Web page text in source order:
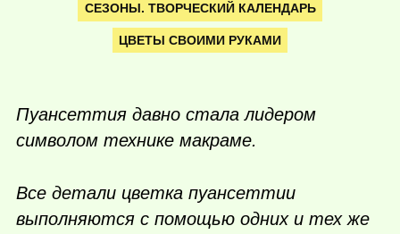
СЕЗОНЫ. ТВОРЧЕСКИЙ КАЛЕНДАРЬ
ЦВЕТЫ СВОИМИ РУКАМИ
Пуансеттия давно стала лидером
символом технике макраме.
Все детали цветка пуансеттии
выполняются с помощью одних и тех же